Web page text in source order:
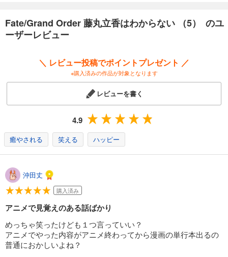
Fate/Grand Order 藤丸立香はわからない （5） のユ
ーザーレビュー
＼ レビュー投稿でポイントプレゼント ／
※購入済みの作品が対象となります
レビューを書く
4.9
癒やされる 笑える ハッピー
沖田丈
購入済み
アニメで見覚えのある話ばかり
めっちゃ笑ったけども１つ言っていい？
アニメでやった内容がアニメ終わってから漫画の単行本出るの
普通におかしいよね？